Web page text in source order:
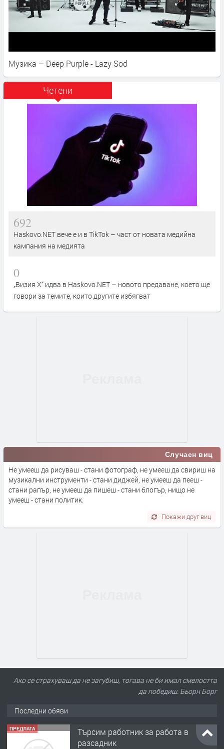
Музика – Deep Purple - Lazy Sod
Четени
692
Haskovo.NET вече е и в TikTok – част от новата медийна
кампания на медията
0
„Визия Х“ идва в Haskovo.NET – новото предаване, което ще
говори за темите, които другите избягват
Случаен виц
Не умееш да рисуваш - стани фотограф, не умееш да свириш на
музикални инструменти - стани диджей, не умееш да пееш -
стани рапър, не умееш да пишеш - стани блогър, нищо не
умееш - стани политик.
Покажи друг виц
Ако се страхуваш да не загубиш, тогава не би имал смелостта
да победиш. Бьорн Борг
Последни обяви
ПРЕДЛАГА
Търсим работник за работа в
разсадник